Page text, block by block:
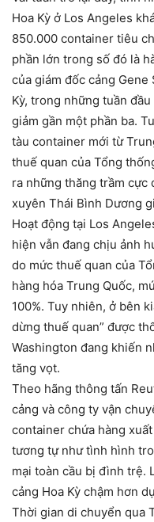
Hoa Kỳ ở Los Angeles
850.000 container tiêu
phần lớn trong số đó là
của giám đốc cảng
Kỳ, trong những tuần
giảm gần một phần ba.
tàu container mới từ
thuế quan của Tổng
ra những thăng trầm cực
xuyên Thái Bình Dương
Hoạt động tại Los
hiện vẫn đang chịu ảnh
do mức thuế quan của
hàng hóa Trung Quốc,
100%. Tuy nhiên, ở bên
dừng thuế quan” được
Washington đang khiến
tăng vọt.
Theo hãng thông tấn
cảng và công ty vận
container chứa hàng
tương tự như tình hình
mại toàn cầu bị đình trệ.
cảng Hoa Kỳ chậm hơn
Thời gian di chuyển qua